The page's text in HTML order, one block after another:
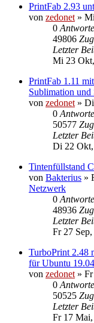
PrintFab 2.93
von zedonet »
0
49806
Letzter
Mi 23
PrintFab 1.11
Sublimation
von zedonet »
0
50577
Letzter
Di 22
Tintenfüllstand
von Bakterius »
Netzwerk
0
48936
Letzter
Fr 27
TurboPrint 2.48
für Ubuntu 19.04
von zedonet »
0
50525
Letzter
Fr 17